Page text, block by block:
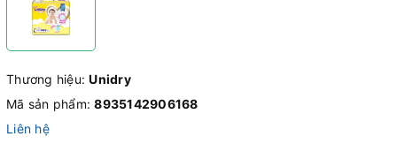
Thương hiệu:Unidry
Mã sản phẩm:8935142906168
Liên hệ